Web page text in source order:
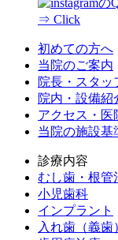
⇒ Click
初めての方へ
当院のご案内
院長・スタッ
院内・設備紹
アクセス・医
当院の施設基
診療内容
むし歯・根管
小児歯科
インプラント
入れ歯（義歯